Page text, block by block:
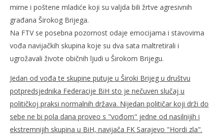
mirne i poštene mladiće koji su valjda bili žrtve agresivnih
građana Širokog Brijega.
Na FTV se posebna pozornost odaje emocijama i stavovima
vođa navijačkih skupina koje su dva sata maltretirali i
ugrožavali živote običnih ljudi u Širokom Brijegu.
Jedan od vođa te skupine putuje u Široki Brijeg u društvu
potpredsjednika Federacije BiH sto je nečuven slučaj u
političkoj praksi normalnih država. Nijedan političar koji drži do
sebe ne bi pola dana proveo s "vođom" jedne od nasilnijih i
ekstremnijih skupina u BiH, navijača FK Sarajevo "Hordi zla".